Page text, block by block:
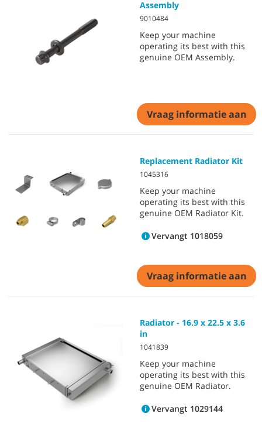
Assembly
9010484
Keep your machine
operating its best with this
genuine OEM Assembly.
Vraag informatie aan
Replacement Radiator Kit
1045316
Keep your machine
operating its best with this
genuine OEM Radiator Kit.
Vervangt 1018059
Vraag informatie aan
Radiator - 16.9 x 22.5 x 3.6
in
1041839
Keep your machine
operating its best with this
genuine OEM Radiator.
Vervangt 1029144